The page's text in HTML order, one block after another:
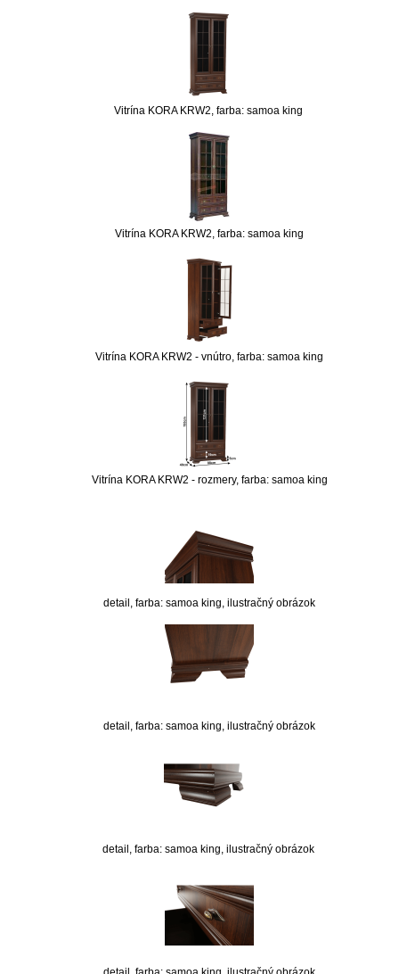
Vitrína KORA KRW2, farba: samoa king
Vitrína KORA KRW2, farba: samoa king
Vitrína KORA KRW2 - vnútro, farba: samoa king
Vitrína KORA KRW2 - rozmery, farba: samoa king
detail, farba: samoa king, ilustračný obrázok
detail, farba: samoa king, ilustračný obrázok
detail, farba: samoa king, ilustračný obrázok